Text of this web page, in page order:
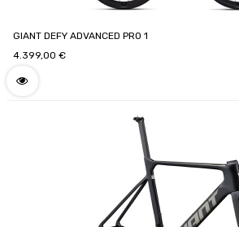
GIANT DEFY ADVANCED PRO 1
4.399,00 €